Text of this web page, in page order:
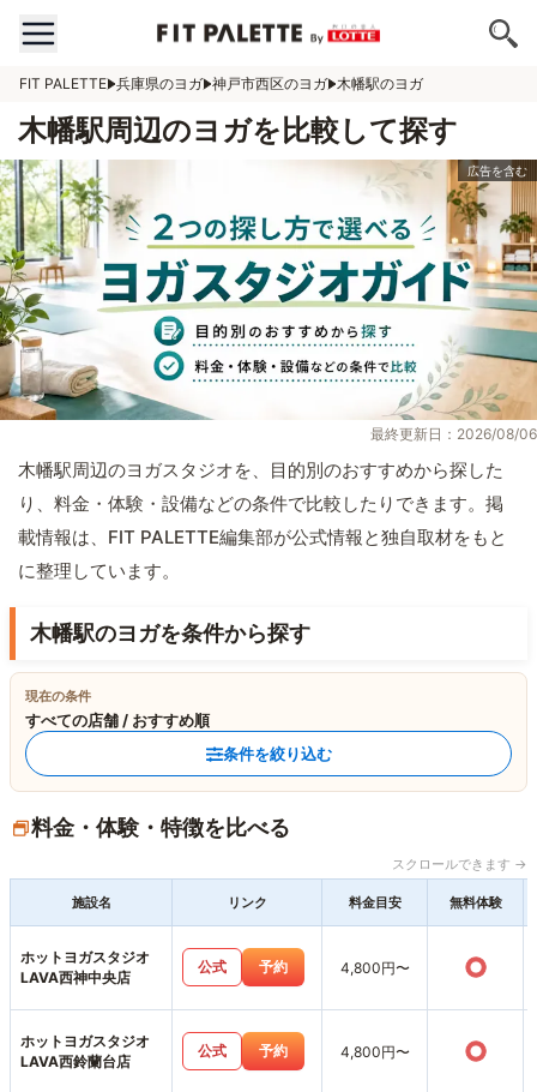
FIT PALETTE 兵庫県のヨガ 神戸市西区のヨガ 木幡駅のヨガ
木幡駅周辺のヨガを比較して探す
最終更新日：2026/08/06
木幡駅周辺のヨガスタジオを、目的別のおすすめから探した
り、料金・体験・設備などの条件で比較したりできます。掲
載情報は、FIT PALETTE編集部が公式情報と独自取材をもと
に整理しています。
木幡駅のヨガを条件から探す
現在の条件
すべての店舗 / おすすめ順
条件を絞り込む
料金・体験・特徴を比べる
スクロールできます →
施設名 リンク 料金目安 無料体験
ホットヨガスタジオ
LAVA西神中央店
公式 予約 4,800円〜 ○
ホットヨガスタジオ
LAVA西鈴蘭台店
公式 予約 4,800円〜 ○